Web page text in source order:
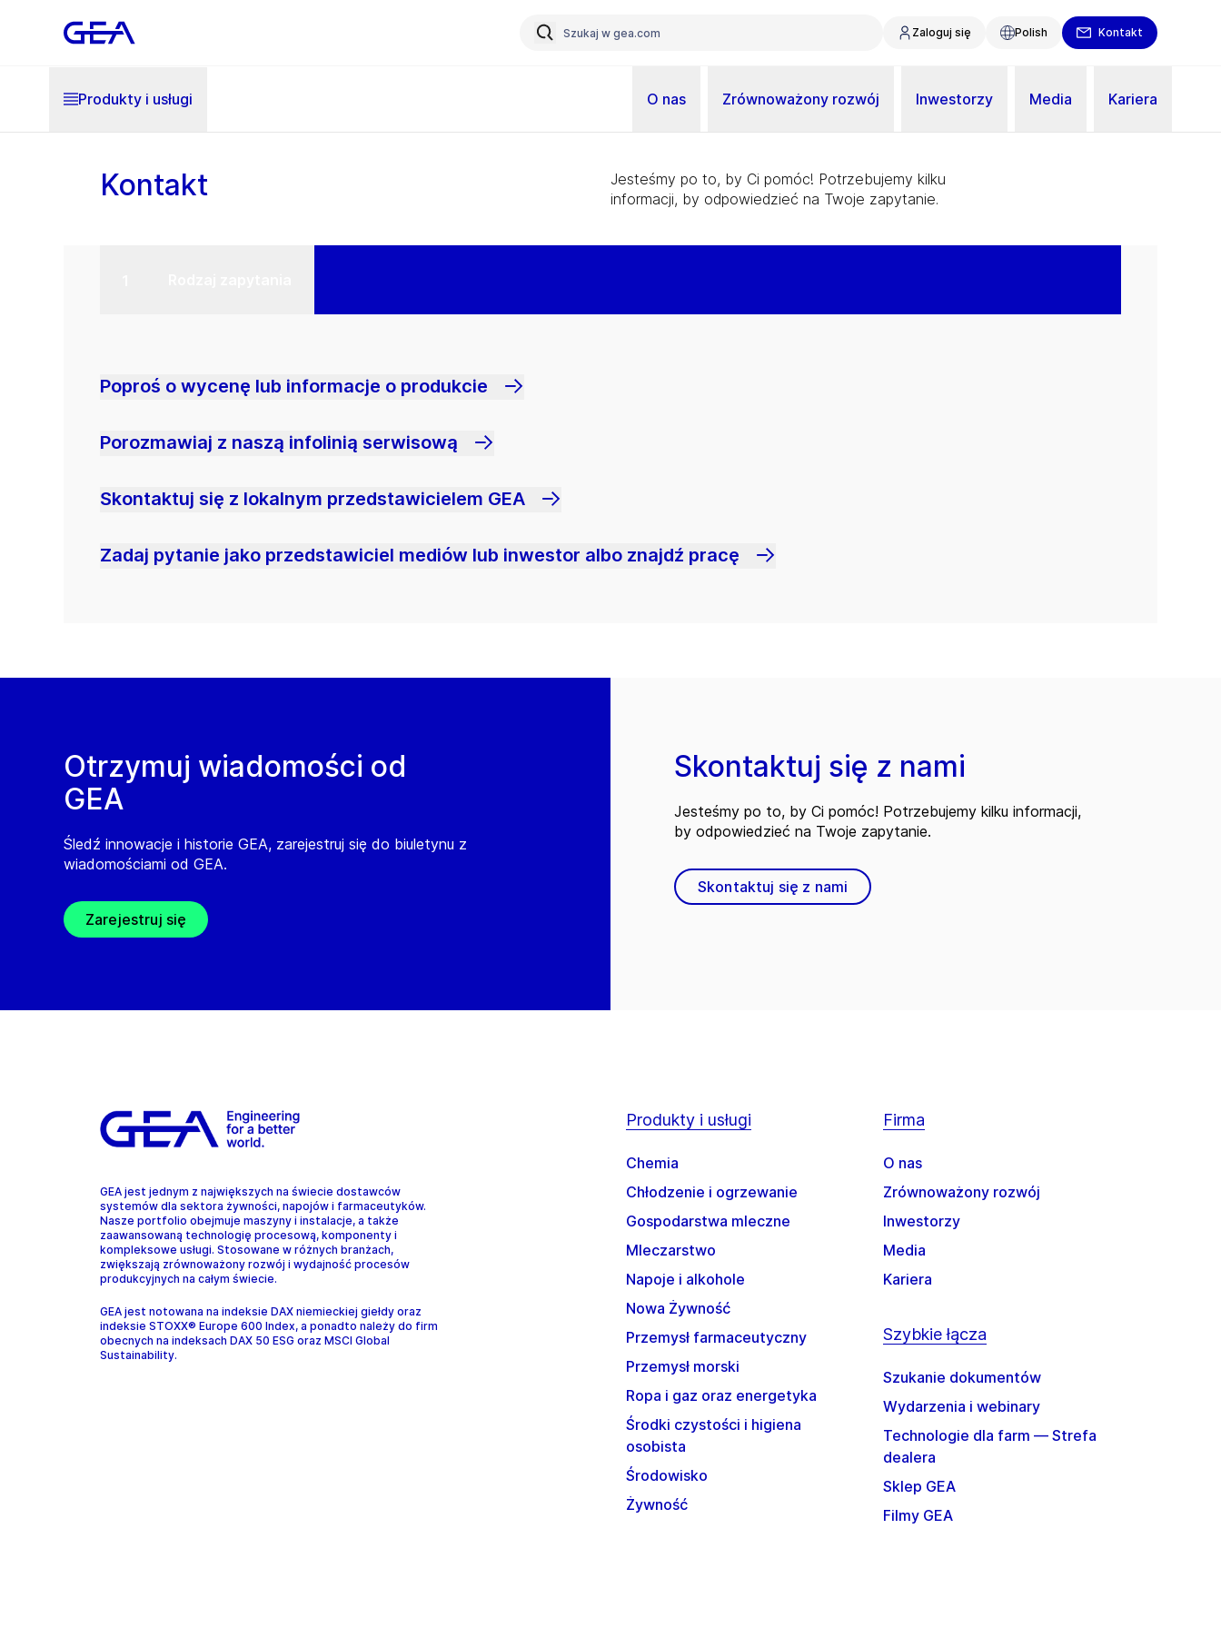
Zaloguj się Polish Kontakt
Produkty i usługi O nas Zrównoważony rozwój Inwestorzy Media Kariera
Kontakt
Jesteśmy po to, by Ci pomóc! Potrzebujemy kilku
informacji, by odpowiedzieć na Twoje zapytanie.
Poproś o wycenę lub informacje o produkcie
Porozmawiaj z naszą infolinią serwisową
Skontaktuj się z lokalnym przedstawicielem GEA
Zadaj pytanie jako przedstawiciel mediów lub inwestor albo znajdź pracę
Otrzymuj wiadomości od
GEA
Śledź innowacje i historie GEA, zarejestruj się do biuletynu z
wiadomościami od GEA.
Zarejestruj się
Skontaktuj się z nami
Jesteśmy po to, by Ci pomóc! Potrzebujemy kilku informacji,
by odpowiedzieć na Twoje zapytanie.
Skontaktuj się z nami
GEA jest jednym z największych na świecie dostawców
systemów dla sektora żywności, napojów i farmaceutyków.
Nasze portfolio obejmuje maszyny i instalacje, a także
zaawansowaną technologię procesową, komponenty i
kompleksowe usługi. Stosowane w różnych branżach,
zwiększają zrównoważony rozwój i wydajność procesów
produkcyjnych na całym świecie.
GEA jest notowana na indeksie DAX niemieckiej giełdy oraz
indeksie STOXX® Europe 600 Index, a ponadto należy do firm
obecnych na indeksach DAX 50 ESG oraz MSCI Global
Sustainability.
Produkty i usługi
Chemia
Chłodzenie i ogrzewanie
Gospodarstwa mleczne
Mleczarstwo
Napoje i alkohole
Nowa Żywność
Przemysł farmaceutyczny
Przemysł morski
Ropa i gaz oraz energetyka
Środki czystości i higiena
osobista
Środowisko
Żywność
Firma
O nas
Zrównoważony rozwój
Inwestorzy
Media
Kariera
Szybkie łącza
Szukanie dokumentów
Wydarzenia i webinary
Technologie dla farm — Strefa
dealera
Sklep GEA
Filmy GEA